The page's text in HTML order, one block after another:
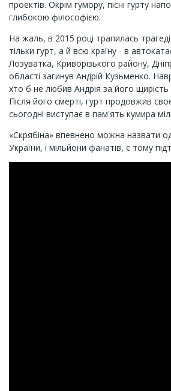
проектів. Окрім гумору, пісні гурту
глибокою філософією.
На жаль, в 2015 році трапилась
тільки гурт, а й всю країну - в
Лозуватка, Криворізького району,
області загинув Андрій Кузьменко.
хто б не любив Андрія за його
Після його смерті, гурт продовжив
сьогодні виступає в пам'ять кумира
«Скрябіна» впевнено можна назвати
України, і мільйони фанатів, є тому